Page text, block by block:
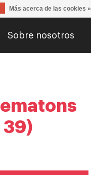
Sobre nosotros
Más acerca de las cookies »